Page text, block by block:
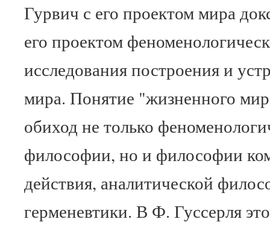
Гурвич с его проектом мира
его проектом
исследования построения и
мира. Понятие "жизненного
обиход не только
философии, но и философии
действия, аналитической
герменевтики. В Ф. Гуссерля